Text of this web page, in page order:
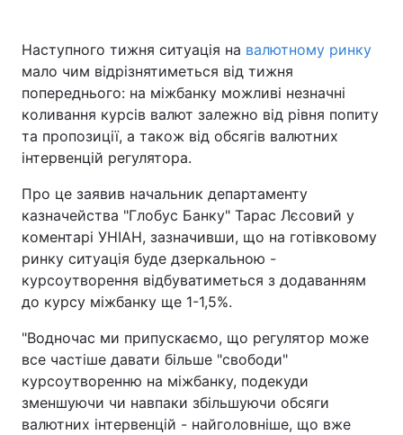
Наступного тижня ситуація на валютному ринку
мало чим відрізнятиметься від тижня
попереднього: на міжбанку можливі незначні
коливання курсів валют залежно від рівня попиту
та пропозиції, а також від обсягів валютних
інтервенцій регулятора.
Про це заявив начальник департаменту
казначейства "Глобус Банку" Тарас Лєсовий у
коментарі УНІАН, зазначивши, що на готівковому
ринку ситуація буде дзеркальною -
курсоутворення відбуватиметься з додаванням
до курсу міжбанку ще 1-1,5%.
"Водночас ми припускаємо, що регулятор може
все частіше давати більше "свободи"
курсоутворенню на міжбанку, подекуди
зменшуючи чи навпаки збільшуючи обсяги
валютних інтервенцій - найголовніше, що вже